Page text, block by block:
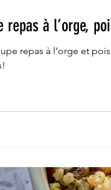
repas à l’orge,
repas à l’orge et